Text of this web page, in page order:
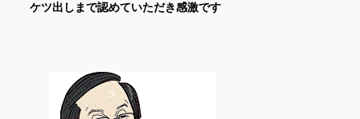
ケツ出しまで認めていただき感激です